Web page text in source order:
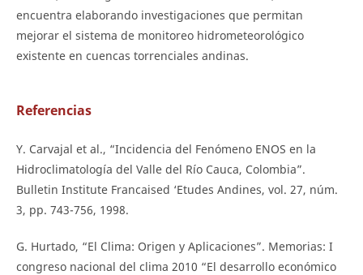
encuentra elaborando investigaciones que permitan
mejorar el sistema de monitoreo hidrometeorológico
existente en cuencas torrenciales andinas.
Referencias
Y. Carvajal et al., “Incidencia del Fenómeno ENOS en la
Hidroclimatología del Valle del Río Cauca, Colombia”.
Bulletin Institute Francaised ‘Etudes Andines, vol. 27, núm.
3, pp. 743-756, 1998.
G. Hurtado, “El Clima: Origen y Aplicaciones”. Memorias: I
congreso nacional del clima 2010 “El desarrollo económico